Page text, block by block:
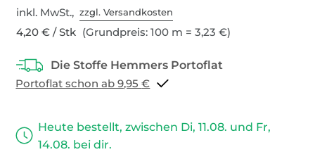
inkl. MwSt.,zzgl. Versandkosten
4,20 € / Stk (Grundpreis: 100 m = 3,23 €)
Portoflat schon ab 9,95 €
Heute bestellt, zwischen Di, 11.08. und Fr,
14.08. bei dir.